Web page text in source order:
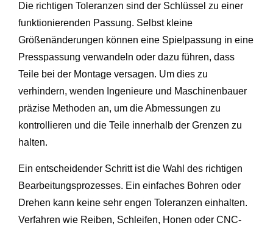
Die richtigen Toleranzen sind der Schlüssel zu einer
funktionierenden Passung. Selbst kleine
Größenänderungen können eine Spielpassung in eine
Presspassung verwandeln oder dazu führen, dass
Teile bei der Montage versagen. Um dies zu
verhindern, wenden Ingenieure und Maschinenbauer
präzise Methoden an, um die Abmessungen zu
kontrollieren und die Teile innerhalb der Grenzen zu
halten.
Ein entscheidender Schritt ist die Wahl des richtigen
Bearbeitungsprozesses. Ein einfaches Bohren oder
Drehen kann keine sehr engen Toleranzen einhalten.
Verfahren wie Reiben, Schleifen, Honen oder CNC-